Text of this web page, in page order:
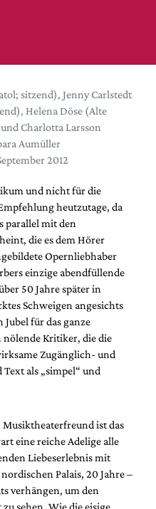
sitzend), Jenny Carlstedt
Helena Döse (Alte
Charlotta Larsson
Aumüller
2012
und nicht für die
heutzutage, da
parallel mit den
die es dem Hörer
Opernliebhaber
einzige abendfüllende
50 Jahre später in
Schweigen angesichts
Jubel für das ganze
nölende Kritiker, die die
Zugänglich- und
als „simpel“ und
ist das
eine reiche Adelige alle
Liebeserlebnis mit
Palais, 20 Jahre –
verhängen, um den
sehen. Wie die eisige